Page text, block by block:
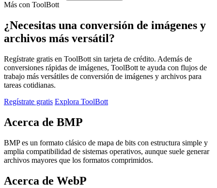
Más con ToolBott
¿Necesitas una conversión de imágenes y
archivos más versátil?
Regístrate gratis en ToolBott sin tarjeta de crédito. Además de
conversiones rápidas de imágenes, ToolBott te ayuda con flujos de
trabajo más versátiles de conversión de imágenes y archivos para
tareas cotidianas.
Regístrate gratis Explora ToolBott
Acerca de BMP
BMP es un formato clásico de mapa de bits con estructura simple y
amplia compatibilidad de sistemas operativos, aunque suele generar
archivos mayores que los formatos comprimidos.
Acerca de WebP